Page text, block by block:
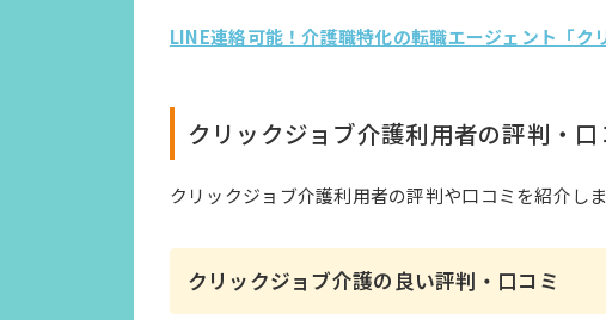
LINE連絡可能！介護職特化の転職エージェント「ク
クリックジョブ介護利用者の評判・口
クリックジョブ介護利用者の評判や口コミを紹介しま
クリックジョブ介護の良い評判・口コミ